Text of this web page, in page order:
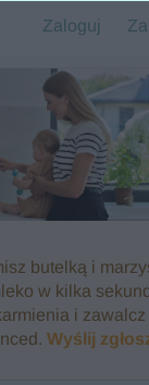
Zaloguj
butelką i
w kilka
i
Wyślij